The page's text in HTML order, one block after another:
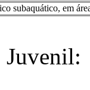
subaquático, em
Juvenil: